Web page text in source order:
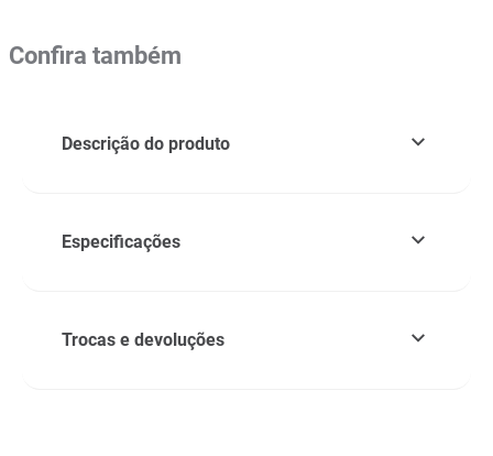
Confira também
Descrição do produto
Especificações
Trocas e devoluções